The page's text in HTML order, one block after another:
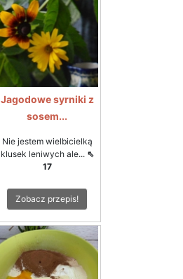
Jagodowe syrniki z
sosem...
Nie jestem wielbicielką
klusek leniwych ale... ⇖
17
Zobacz przepis!